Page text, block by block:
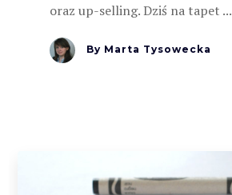
oraz up-selling. Dziś na tapet ...
By Marta Tysowecka